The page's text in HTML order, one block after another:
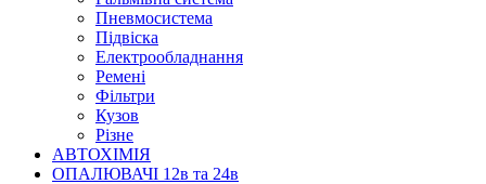
Пневмосистема
Підвіска
Електрообладнання
Ремені
Фільтри
Кузов
Різне
АВТОХІМІЯ
ОПАЛЮВАЧІ 12в та 24в